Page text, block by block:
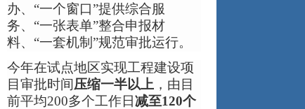
办、“一个窗口”提供综合服
务、“一张表单”整合申报材
料、“一套机制”规范审批运行。
今年在试点地区实现工程建设项
目审批时间压缩一半以上 ，由目
前平均200多个工作日减至120个